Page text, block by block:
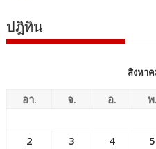
ปฎิทิน
สิงหา
อา. จ. อ. พ.
2
3 4 5